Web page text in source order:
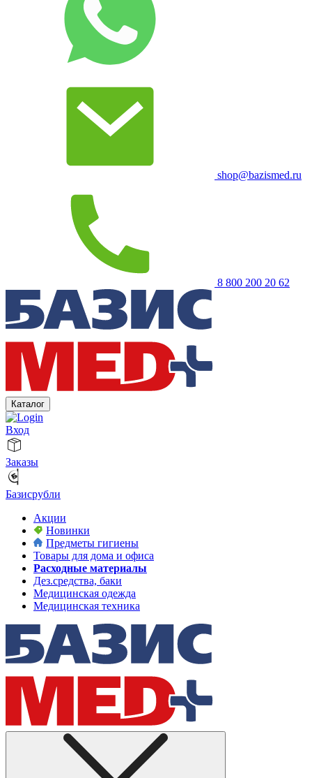
shop@bazismed.ru
8 800 200 20 62
Каталог
Вход
Заказы
Базисрубли
Акции
Новинки
Предметы гигиены
Товары для дома и офиса
Расходные материалы
Дез.средства, баки
Медицинская одежда
Медицинская техника